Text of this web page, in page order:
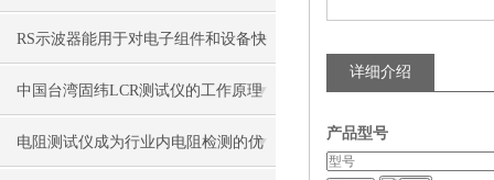
求
RS示波器能用于对电子组件和设备快
速测试
中国台湾固纬LCR测试仪的工作原理
与应用
电阻测试仪成为行业内电阻检测的优
详细介绍
产品型号